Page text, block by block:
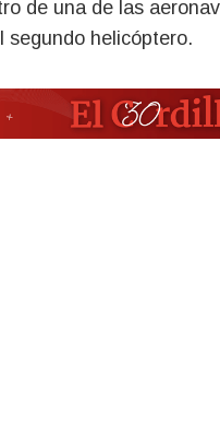
de una de las
segundo helicóptero.